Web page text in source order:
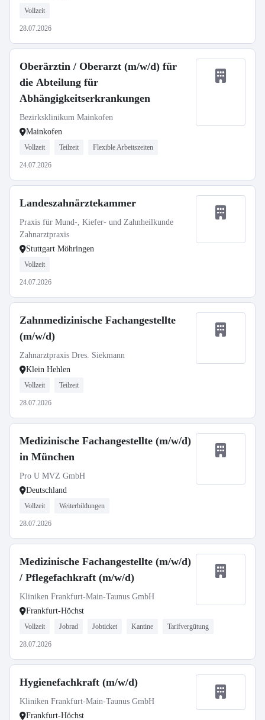
Vollzeit
28.07.2026
Oberärztin / Oberarzt (m/w/d) für
die Abteilung für
Abhängigkeitserkrankungen
Bezirksklinikum Mainkofen
Mainkofen
Vollzeit Teilzeit Flexible Arbeitszeiten
24.07.2026
Landeszahnärztekammer
Praxis für Mund-, Kiefer- und Zahnheilkunde
Zahnarztpraxis
Stuttgart Möhringen
Vollzeit
24.07.2026
Zahnmedizinische Fachangestellte
(m/w/d)
Zahnarztpraxis Dres. Siekmann
Klein Hehlen
Vollzeit Teilzeit
28.07.2026
Medizinische Fachangestellte (m/w/d)
in München
Pro U MVZ GmbH
Deutschland
Vollzeit Weiterbildungen
28.07.2026
Medizinische Fachangestellte (m/w/d)
/ Pflegefachkraft (m/w/d)
Kliniken Frankfurt-Main-Taunus GmbH
Frankfurt-Höchst
Vollzeit Jobrad Jobticket Kantine Tarifvergütung
28.07.2026
Hygienefachkraft (m/w/d)
Kliniken Frankfurt-Main-Taunus GmbH
Frankfurt-Höchst